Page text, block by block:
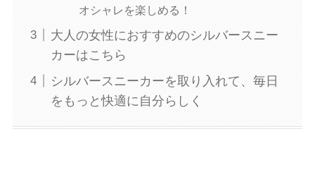
オシャレを楽しめる！
大人の女性におすすめのシルバースニー
カーはこちら
シルバースニーカーを取り入れて、毎日
をもっと快適に自分らしく